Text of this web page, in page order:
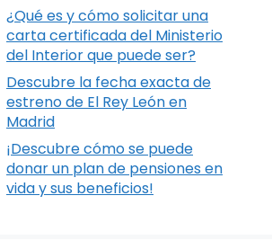
¿Qué es y cómo solicitar una
carta certificada del Ministerio
del Interior que puede ser?
Descubre la fecha exacta de
estreno de El Rey León en
Madrid
¡Descubre cómo se puede
donar un plan de pensiones en
vida y sus beneficios!